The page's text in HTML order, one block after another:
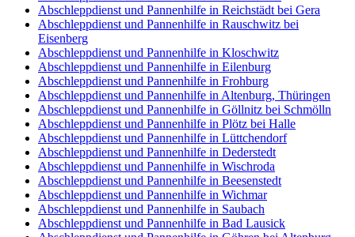
Abschleppdienst und Pannenhilfe in Reichstädt bei Gera
Abschleppdienst und Pannenhilfe in Rauschwitz bei
Eisenberg
Abschleppdienst und Pannenhilfe in Kloschwitz
Abschleppdienst und Pannenhilfe in Eilenburg
Abschleppdienst und Pannenhilfe in Frohburg
Abschleppdienst und Pannenhilfe in Altenburg, Thüringen
Abschleppdienst und Pannenhilfe in Göllnitz bei Schmölln
Abschleppdienst und Pannenhilfe in Plötz bei Halle
Abschleppdienst und Pannenhilfe in Lüttchendorf
Abschleppdienst und Pannenhilfe in Dederstedt
Abschleppdienst und Pannenhilfe in Wischroda
Abschleppdienst und Pannenhilfe in Beesenstedt
Abschleppdienst und Pannenhilfe in Wichmar
Abschleppdienst und Pannenhilfe in Saubach
Abschleppdienst und Pannenhilfe in Bad Lausick